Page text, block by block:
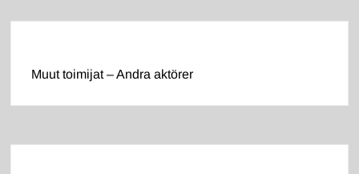
Muut toimijat – Andra aktörer